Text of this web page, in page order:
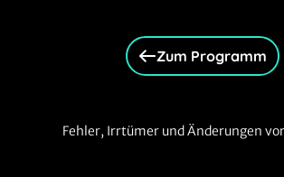
Zum Programm
Fehler, Irrtümer und Änderungen